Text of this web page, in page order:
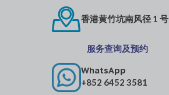
香港黄竹坑南风径 1 号
服务查询及预约
WhatsApp
+852 6452 3581